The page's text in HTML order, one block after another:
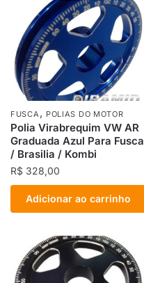
FUSCA, POLIAS DO MOTOR
Polia Virabrequim VW AR
Graduada Azul Para Fusca
/ Brasilia / Kombi
R$ 328,00
Adicionar ao carrinho